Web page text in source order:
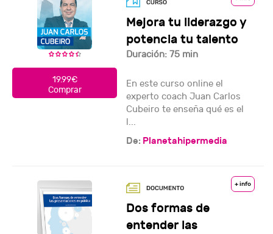
19.99€
Comprar
Mejora tu liderazgo y
potencia tu talento
Duración: 75 min
En este curso online el
experto coach Juan Carlos
Cubeiro te enseña qué es el
l...
De: Planetahipermedia
+ info
Dos formas de
entender las